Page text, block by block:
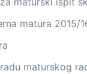
matura 2015/
maturskog